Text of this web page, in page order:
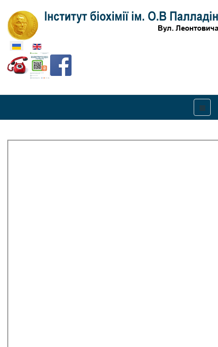
Оберіть свою мову